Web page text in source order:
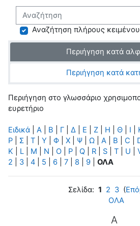
Αναζήτηση
Αναζήτηση πλήρους κειμένου
Περιήγηση κατά
Περιήγηση κατά
Περιήγηση στο γλωσσάριο
ευρετήριο
Ειδικά Α Β Γ Δ Ε Ζ Η Θ Ι
Ρ
Σ Τ Υ Φ Χ Ψ Ω A B C
K
L M N O P Q R S T U
2
3 4 5 6 7 8 9 ΟΛΑ
Σελίδα: 1 2 3 (
ΟΛΑ
Α